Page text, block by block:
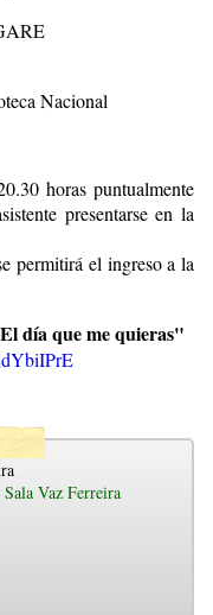
Nacional
horas puntualmente
presentarse en la
permitirá el ingreso a la
día que me quieras"
Vaz Ferreira